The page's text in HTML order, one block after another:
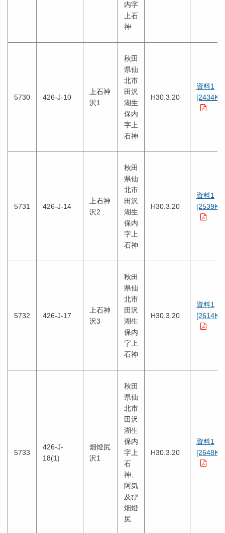
内字
上石
神
5730 426-J-10
上石神
沢1
秋田
県仙
北市
田沢
湖生
保内
字上
石神
H30.3.20
資料1
[2434KB]
5731 426-J-14
上石神
沢2
秋田
県仙
北市
田沢
湖生
保内
字上
石神
H30.3.20
資料1
[2539KB]
5732 426-J-17
上石神
沢3
秋田
県仙
北市
田沢
湖生
保内
字上
石神
H30.3.20
資料1
[2614KB]
5733
426-J-
18(1)
畑燈尻
沢1
秋田
県仙
北市
田沢
湖生
保内
字上
石
神、
阿気
及び
畑燈
尻
H30.3.20
資料1
[2648KB]